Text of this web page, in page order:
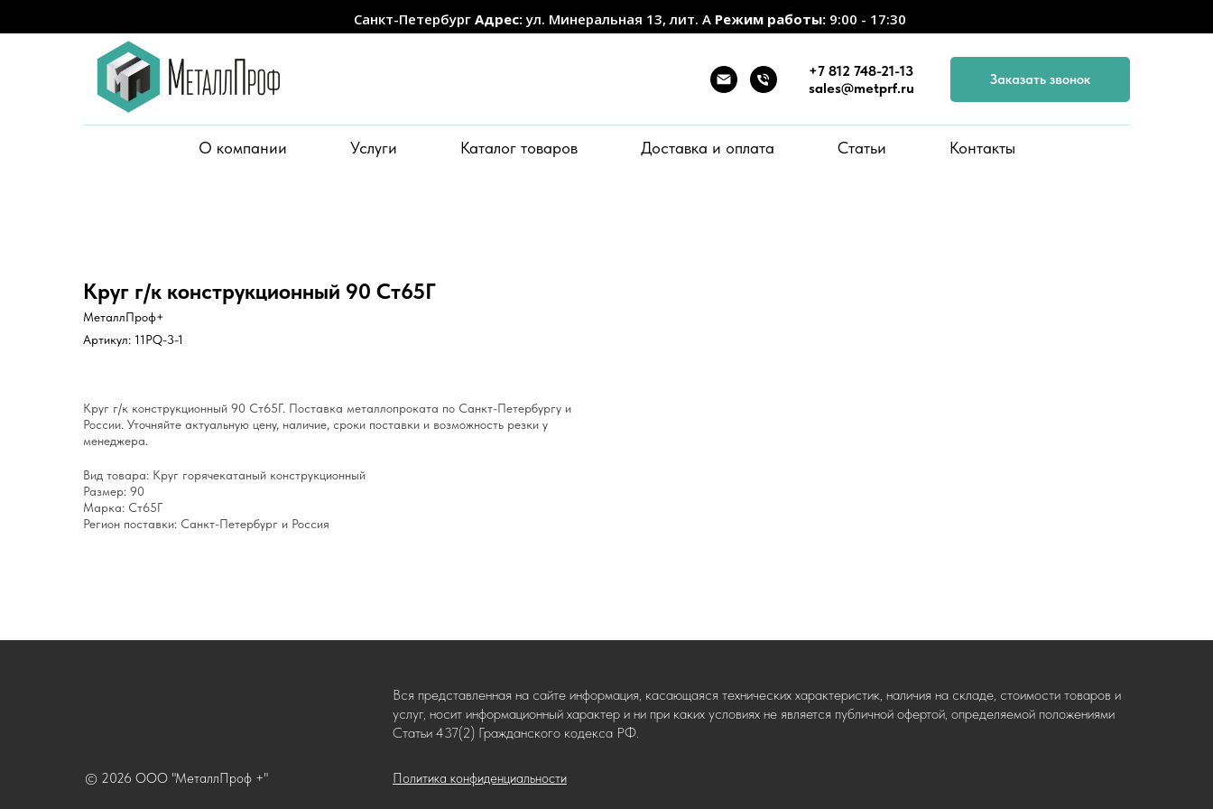
Санкт-Петербург Адрес:ул. Минеральная 13, лит. А Режим работы: 9:00 - 17:30
+7 812 748-21-13
sales@metprf.ru
Заказать звонок
О компании Услуги Каталог товаров Доставка и оплата Статьи Контакты
Круг г/к конструкционный 90 Ст65Г
МеталлПроф+
Артикул: 11PQ-3-1
Круг г/к конструкционный 90 Ст65Г. Поставка металлопроката по Санкт-Петербургу и
России. Уточняйте актуальную цену, наличие, сроки поставки и возможность резки у
менеджера.
Вид товара: Круг горячекатаный конструкционный
Размер: 90
Марка: Ст65Г
Регион поставки: Санкт-Петербург и Россия
Политика конфиденциальности
© 2026 ООО "МеталлПроф +"
Вся представленная на сайте информация, касающаяся технических характеристик, наличия на складе, стоимости товаров и
услуг, носит информационный характер и ни при каких условиях не является публичной офертой, определяемой положениями
Статьи 437(2) Гражданского кодекса РФ.